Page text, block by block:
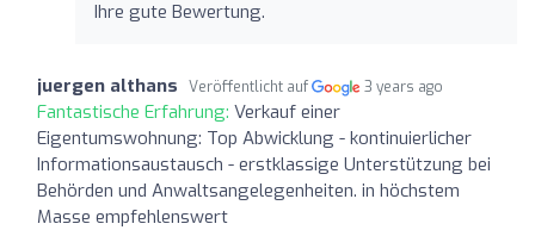
Ihre gute Bewertung.
juergen althans Veröffentlicht auf 3 years ago
Fantastische Erfahrung: Verkauf einer
Eigentumswohnung: Top Abwicklung - kontinuierlicher
Informationsaustausch - erstklassige Unterstützung bei
Behörden und Anwaltsangelegenheiten. in höchstem
Masse empfehlenswert